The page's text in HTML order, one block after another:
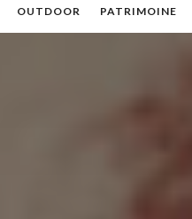
OUTDOOR PATRIMOINE